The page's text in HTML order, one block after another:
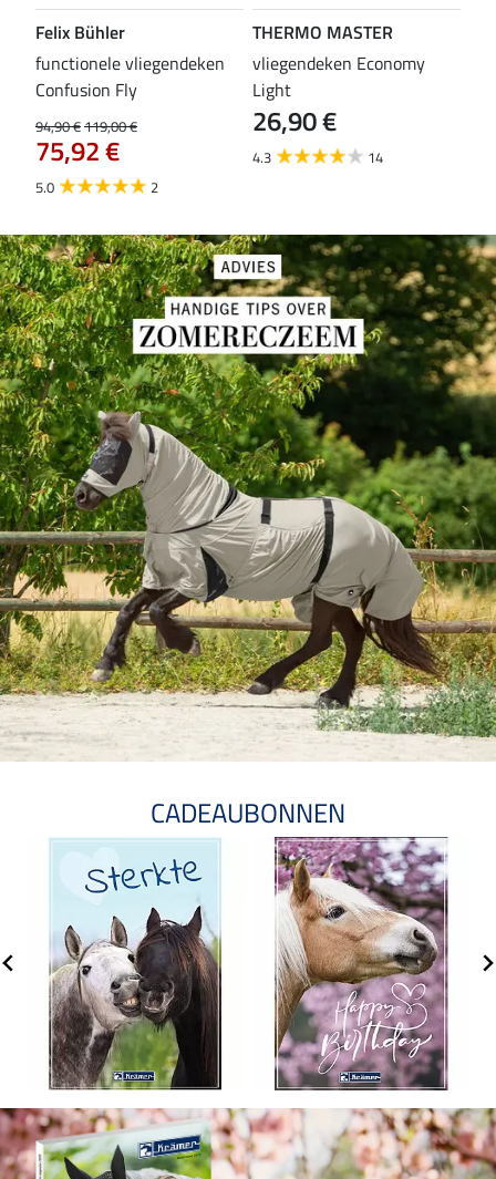
Felix Bühler
functionele vliegendeken
Confusion Fly
94,90 €119,00 €
75,92 €
5.0 2
THERMO MASTER
vliegendeken Economy
Light
26,90 €
4.3 14
CADEAUBONNEN